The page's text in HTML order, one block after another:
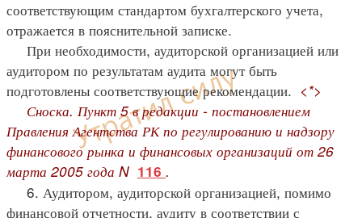
соответствующим стандартом бухгалтерского учета,
отражается в пояснительной записке.
При необходимости, аудиторской организацией или
аудитором по результатам аудита могут быть
подготовлены соответствующие рекомендации. <*>
Сноска. Пункт 5 в редакции - постановлением
Правления Агентства РК по регулированию и надзору
финансового рынка и финансовых организаций от 26
марта 2005 года N 116 .
6. Аудитором, аудиторской организацией, помимо
финансовой отчетности, аудиту в соответствии с